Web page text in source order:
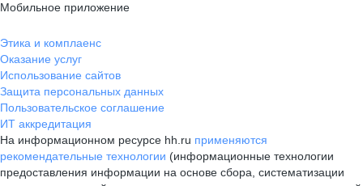
Мобильное приложение
Этика и комплаенс
Оказание услуг
Использование сайтов
Защита персональных данных
Пользовательское соглашение
ИТ аккредитация
На информационном ресурсе hh.ru применяются
рекомендательные технологии (информационные технологии
предоставления информации на основе сбора, систематизации